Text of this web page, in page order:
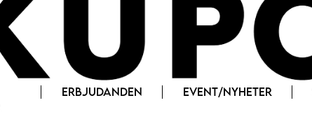
ERBJUDANDEN EVENT/NYHETER